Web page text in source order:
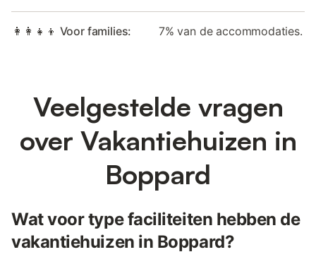
👩‍👩‍👧‍👦 Voor families: 7% van de accommodaties.
Veelgestelde vragen
over Vakantiehuizen in
Boppard
Wat voor type faciliteiten hebben de
vakantiehuizen in Boppard?